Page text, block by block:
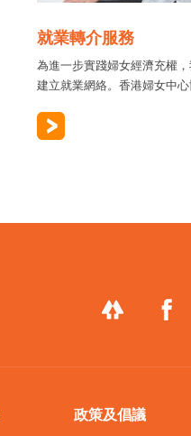
就業轉介服務
為進一步實踐婦女經濟充權
建立就業網絡。香港婦女中
政策及倡議